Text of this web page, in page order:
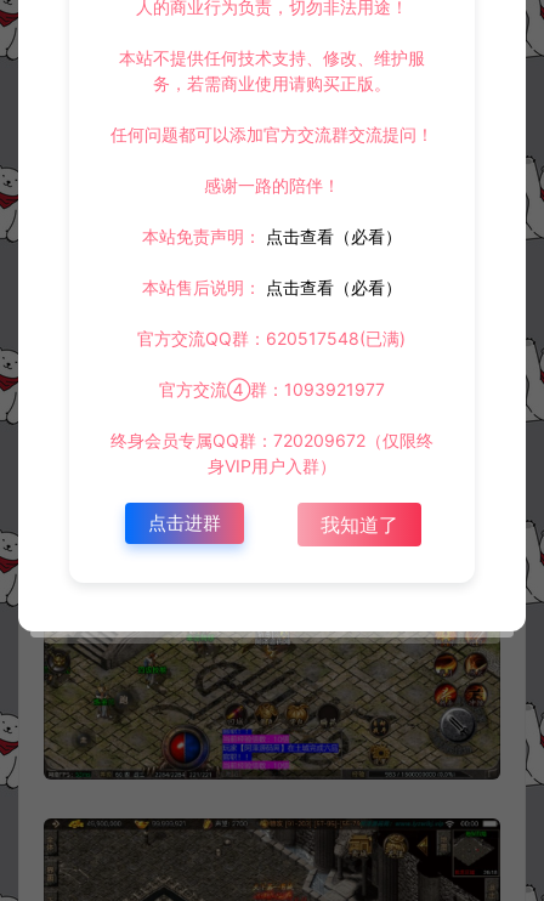
人的商业行为负责，切勿非法用途！
本站不提供任何技术支持、修改、维护服
务，若需商业使用请购买正版。
任何问题都可以添加官方交流群交流提问！
感谢一路的陪伴！
本站免责声明： 点击查看（必看）
本站售后说明： 点击查看（必看）
官方交流QQ群：620517548(已满)
官方交流④群：1093921977
终身会员专属QQ群：720209672（仅限终
身VIP用户入群）
点击进群 我知道了